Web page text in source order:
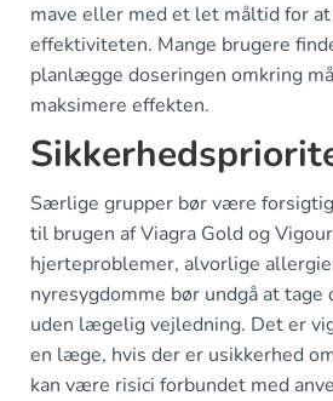
mave eller med et let måltid for
effektiviteten. Mange brugere
planlægge doseringen omkring
maksimere effekten.
Særlige grupper bør være
til brugen af Viagra Gold og
hjerteproblemer, alvorlige
nyresygdomme bør undgå at
uden lægelig vejledning. Det er
en læge, hvis der er usikkerhed
kan være risici forbundet med